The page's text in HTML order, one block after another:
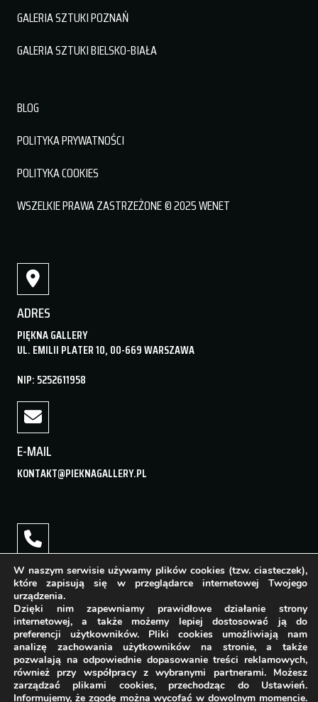
GALERIA SZTUKI POZNAŃ
GALERIA SZTUKI BIELSKO-BIAŁA
BLOG
POLITYKA PRYWATNOŚCI
POLITYKA COOKIES
WSZELKIE PRAWA ZASTRZEŻONE © 2025 WENET
ADRES
PIĘKNA GALLERY
UL. EMILII PLATER 10, 00-669 WARSZAWA
NIP: 5252611958
E-MAIL
KONTAKT@PIEKNAGALLERY.PL
TELEFON
+48 22 400 16 88
GODZINY OTWARCIA
PONIEDZIAŁEK - PIĄTEK: 11:00 - 19:00
W naszym serwisie używamy plików cookies (tzw. ciasteczek),
które zapisują się w przeglądarce internetowej Twojego
urządzenia.
Dzięki nim zapewniamy prawidłowe działanie strony
internetowej, a także możemy lepiej dostosować ją do
preferencji użytkowników. Pliki cookies umożliwiają nam
analizę zachowania użytkowników na stronie, a także
pozwalają na odpowiednie dopasowanie treści reklamowych,
również przy współpracy z wybranymi partnerami. Możesz
zarządzać plikami cookies, przechodząc do Ustawień.
Informujemy, że zgodę można wycofać w dowolnym momencie.